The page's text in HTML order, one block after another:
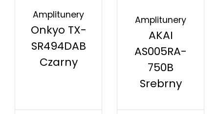
Amplitunery
Onkyo TX-
SR494DAB
Czarny
Amplitunery
AKAI
AS005RA-
750B
Srebrny